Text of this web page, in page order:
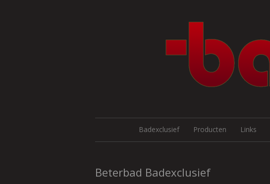
Badexclusief
Producten Links
Beterbad Badexclusief